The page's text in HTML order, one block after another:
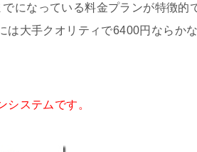
になっている料金プランが特徴的
大手クオリティで6400円ならか
ステムです。